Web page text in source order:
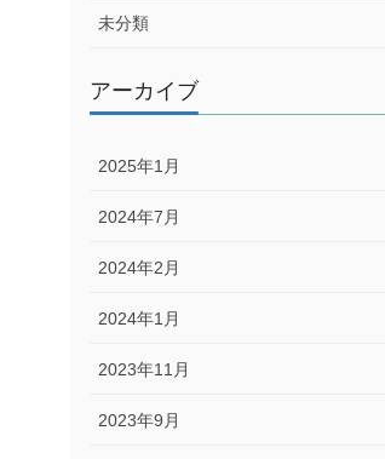
未分類
アーカイブ
2025年1月
2024年7月
2024年2月
2024年1月
2023年11月
2023年9月